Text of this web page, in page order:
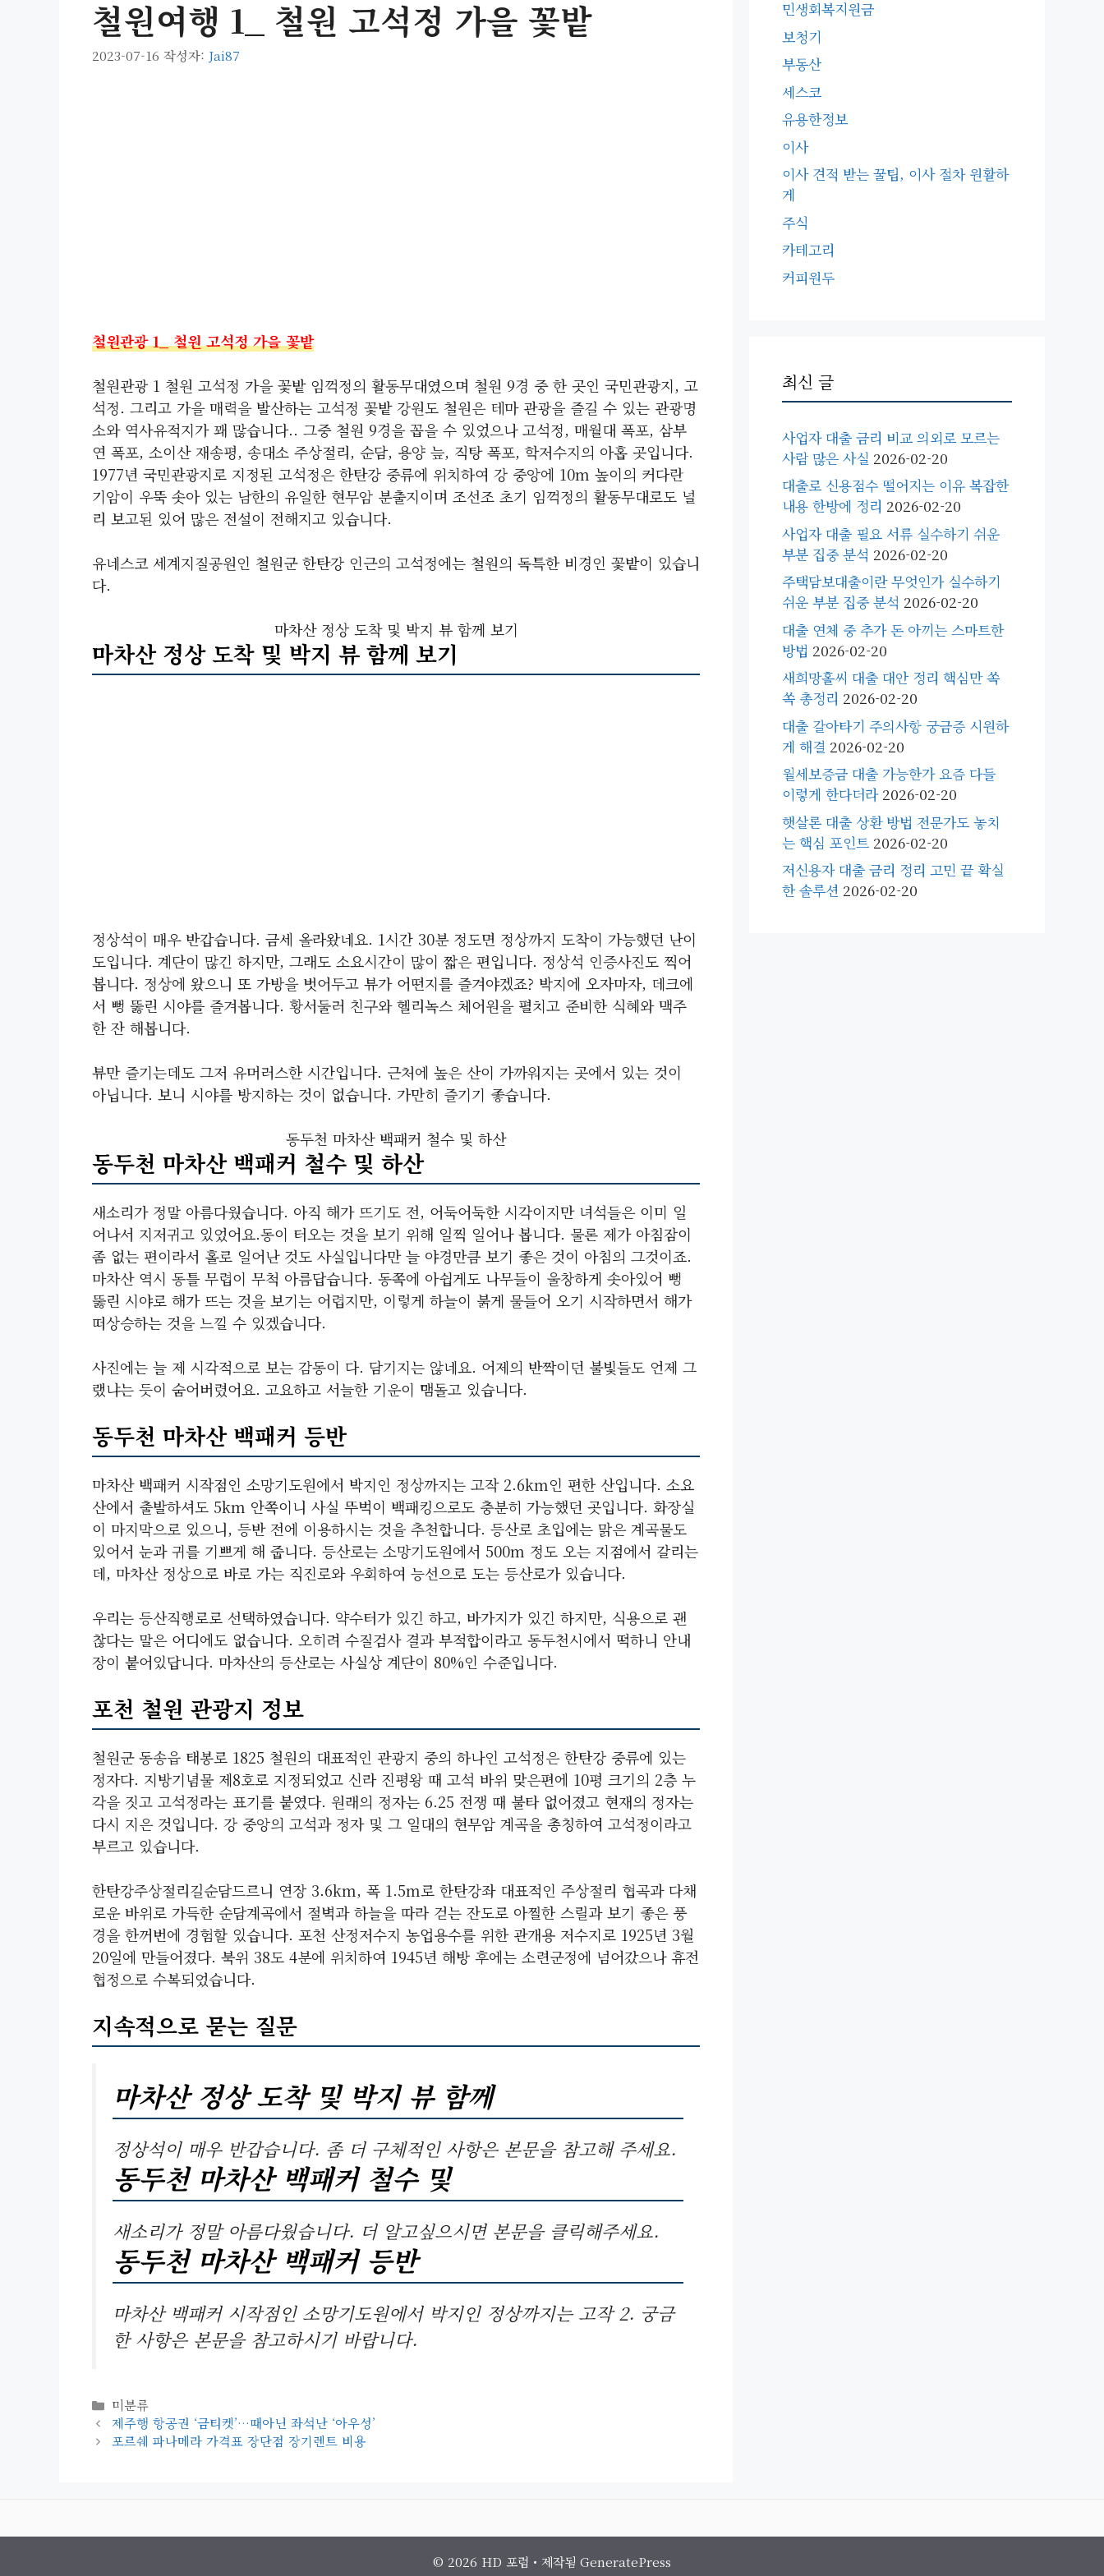
철원여행 1_ 철원 고석정 가을 꽃밭
2023-07-16 작성자: Jai87
철원관광 1_ 철원 고석정 가을 꽃밭
철원관광 1 철원 고석정 가을 꽃밭 임꺽정의 활동무대였으며 철원 9경 중 한 곳인 국민관광지, 고
석정. 그리고 가을 매력을 발산하는 고석정 꽃밭 강원도 철원은 테마 관광을 즐길 수 있는 관광명
소와 역사유적지가 꽤 많습니다.. 그중 철원 9경을 꼽을 수 있었으나 고석정, 매월대 폭포, 삼부
연 폭포, 소이산 재송평, 송대소 주상절리, 순담, 용양 늪, 직탕 폭포, 학저수지의 아홉 곳입니다.
1977년 국민관광지로 지정된 고석정은 한탄강 중류에 위치하여 강 중앙에 10m 높이의 커다란
기암이 우뚝 솟아 있는 남한의 유일한 현무암 분출지이며 조선조 초기 임꺽정의 활동무대로도 널
리 보고된 있어 많은 전설이 전해지고 있습니다.
유네스코 세계지질공원인 철원군 한탄강 인근의 고석정에는 철원의 독특한 비경인 꽃밭이 있습니
다.
마차산 정상 도착 및 박지 뷰 함께 보기
마차산 정상 도착 및 박지 뷰 함께 보기
정상석이 매우 반갑습니다. 금세 올라왔네요. 1시간 30분 정도면 정상까지 도착이 가능했던 난이
도입니다. 계단이 많긴 하지만, 그래도 소요시간이 많이 짧은 편입니다. 정상석 인증사진도 찍어
봅니다. 정상에 왔으니 또 가방을 벗어두고 뷰가 어떤지를 즐겨야겠죠? 박지에 오자마자, 데크에
서 뻥 뚫린 시야를 즐겨봅니다. 황서둘러 친구와 헬리녹스 체어원을 펼치고 준비한 식혜와 맥주
한 잔 해봅니다.
뷰만 즐기는데도 그저 유머러스한 시간입니다. 근처에 높은 산이 가까워지는 곳에서 있는 것이
아닙니다. 보니 시야를 방지하는 것이 없습니다. 가만히 즐기기 좋습니다.
동두천 마차산 백패커 철수 및 하산
동두천 마차산 백패커 철수 및 하산
새소리가 정말 아름다웠습니다. 아직 해가 뜨기도 전, 어둑어둑한 시각이지만 녀석들은 이미 일
어나서 지저귀고 있었어요.동이 터오는 것을 보기 위해 일찍 일어나 봅니다. 물론 제가 아침잠이
좀 없는 편이라서 홀로 일어난 것도 사실입니다만 늘 야경만큼 보기 좋은 것이 아침의 그것이죠.
마차산 역시 동틀 무렵이 무척 아름답습니다. 동쪽에 아쉽게도 나무들이 울창하게 솟아있어 뻥
뚫린 시야로 해가 뜨는 것을 보기는 어렵지만, 이렇게 하늘이 붉게 물들어 오기 시작하면서 해가
떠상승하는 것을 느낄 수 있겠습니다.
사진에는 늘 제 시각적으로 보는 감동이 다. 담기지는 않네요. 어제의 반짝이던 불빛들도 언제 그
랬냐는 듯이 숨어버렸어요. 고요하고 서늘한 기운이 맴돌고 있습니다.
동두천 마차산 백패커 등반
마차산 백패커 시작점인 소망기도원에서 박지인 정상까지는 고작 2.6km인 편한 산입니다. 소요
산에서 출발하셔도 5km 안쪽이니 사실 뚜벅이 백패킹으로도 충분히 가능했던 곳입니다. 화장실
이 마지막으로 있으니, 등반 전에 이용하시는 것을 추천합니다. 등산로 초입에는 맑은 계곡물도
있어서 눈과 귀를 기쁘게 해 줍니다. 등산로는 소망기도원에서 500m 정도 오는 지점에서 갈리는
데, 마차산 정상으로 바로 가는 직진로와 우회하여 능선으로 도는 등산로가 있습니다.
우리는 등산직행로로 선택하였습니다. 약수터가 있긴 하고, 바가지가 있긴 하지만, 식용으로 괜
찮다는 말은 어디에도 없습니다. 오히려 수질검사 결과 부적합이라고 동두천시에서 떡하니 안내
장이 붙어있답니다. 마차산의 등산로는 사실상 계단이 80%인 수준입니다.
포천 철원 관광지 정보
철원군 동송읍 태봉로 1825 철원의 대표적인 관광지 중의 하나인 고석정은 한탄강 중류에 있는
정자다. 지방기념물 제8호로 지정되었고 신라 진평왕 때 고석 바위 맞은편에 10평 크기의 2층 누
각을 짓고 고석정라는 표기를 붙였다. 원래의 정자는 6.25 전쟁 때 불타 없어졌고 현재의 정자는
다시 지은 것입니다. 강 중앙의 고석과 정자 및 그 일대의 현무암 계곡을 총칭하여 고석정이라고
부르고 있습니다.
한탄강주상절리길순담드르니 연장 3.6km, 폭 1.5m로 한탄강좌 대표적인 주상절리 협곡과 다채
로운 바위로 가득한 순담계곡에서 절벽과 하늘을 따라 걷는 잔도로 아찔한 스릴과 보기 좋은 풍
경을 한꺼번에 경험할 있습니다. 포천 산정저수지 농업용수를 위한 관개용 저수지로 1925년 3월
20일에 만들어졌다. 북위 38도 4분에 위치하여 1945년 해방 후에는 소련군정에 넘어갔으나 휴전
협정으로 수복되었습니다.
지속적으로 묻는 질문
마차산 정상 도착 및 박지 뷰 함께
정상석이 매우 반갑습니다. 좀 더 구체적인 사항은 본문을 참고해 주세요.
동두천 마차산 백패커 철수 및
새소리가 정말 아름다웠습니다. 더 알고싶으시면 본문을 클릭해주세요.
동두천 마차산 백패커 등반
마차산 백패커 시작점인 소망기도원에서 박지인 정상까지는 고작 2. 궁금
한 사항은 본문을 참고하시기 바랍니다.
카
테
고
미분류
제주행 항공권 ‘금티켓’…때아닌 좌석난 ‘아우성’
포르쉐 파나메라 가격표 장단점 장기렌트 비용
민생회복지원금
보청기
부동산
세스코
유용한정보
이사
이사 견적 받는 꿀팁, 이사 절차 원활하
게
주식
카테고리
커피원두
최신 글
사업자 대출 금리 비교 의외로 모르는
사람 많은 사실 2026-02-20
대출로 신용점수 떨어지는 이유 복잡한
내용 한방에 정리 2026-02-20
사업자 대출 필요 서류 실수하기 쉬운
부분 집중 분석 2026-02-20
주택담보대출이란 무엇인가 실수하기
쉬운 부분 집중 분석 2026-02-20
대출 연체 중 추가 돈 아끼는 스마트한
방법 2026-02-20
새희망홀씨 대출 대안 정리 핵심만 쏙
쏙 총정리 2026-02-20
대출 갈아타기 주의사항 궁금증 시원하
게 해결 2026-02-20
월세보증금 대출 가능한가 요즘 다들
이렇게 한다더라 2026-02-20
햇살론 대출 상환 방법 전문가도 놓치
는 핵심 포인트 2026-02-20
저신용자 대출 금리 정리 고민 끝 확실
한 솔루션 2026-02-20
© 2026 HD 포럼 • 제작됨 GeneratePress